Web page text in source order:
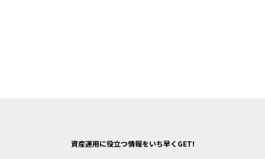
資産運用に役立つ情報をいち早くGET!